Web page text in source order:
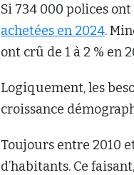
Si 734 000 polices
achetées en 2024.
ont crû de 1 à 2 % en
Logiquement, les
croissance
Toujours entre 2010
d’habitants. Ce